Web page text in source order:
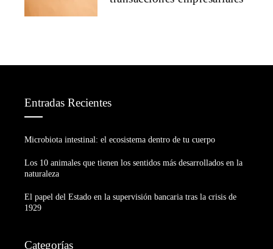
Entradas Recientes
Microbiota intestinal: el ecosistema dentro de tu cuerpo
Los 10 animales que tienen los sentidos más desarrollados en la
naturaleza
El papel del Estado en la supervisión bancaria tras la crisis de
1929
Categorías